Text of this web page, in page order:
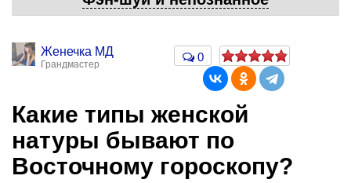
Женечка МД
Грандмастер
0
Какие типы женской
натуры бывают по
Восточному гороскопу?